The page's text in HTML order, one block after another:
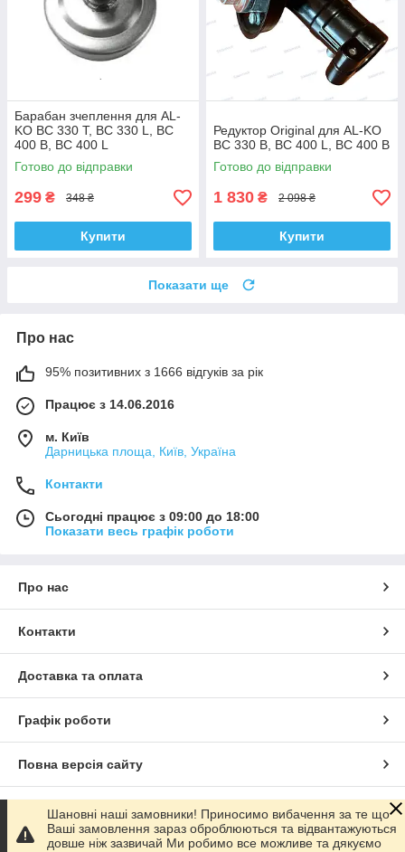
Барабан зчеплення для AL-
KO BC 330 T, BC 330 L, BC
400 B, BC 400 L
Готово до відправки
299 ₴ 348 ₴
Купити
Редуктор Original для AL-KO
BC 330 B, BC 400 L, BC 400 B
Готово до відправки
1 830 ₴ 2 098 ₴
Купити
Показати ще
Про нас
95% позитивних з 1666 відгуків за рік
Працює з 14.06.2016
м. Київ
Дарницька площа, Київ, Україна
Контакти
Сьогодні працює з 09:00 до 18:00
Показати весь графік роботи
Про нас
Контакти
Доставка та оплата
Графік роботи
Повна версія сайту
Сайт створено на маркетплейсіProm.ua
Шановні наші замовники! Приносимо вибачення за те що
Ваші замовлення зараз оброблюються та відвантажуються
довше ніж зазвичай Ми робимо все можливе та дякуємо